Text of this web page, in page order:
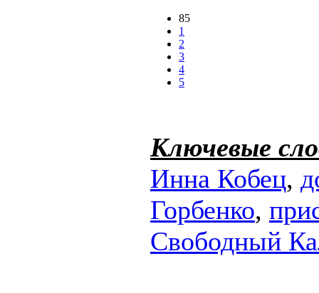
85
1
2
3
4
5
Ключевые
Инна Кобец,
Горбенко,
Свободный